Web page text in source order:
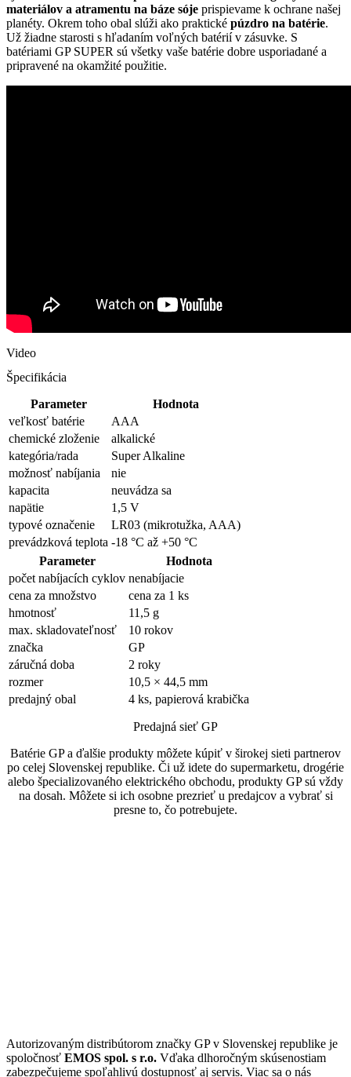
materiálov a atramentu na báze sóje prispievame k ochrane našej
planéty. Okrem toho obal slúži ako praktické púzdro na batérie.
Už žiadne starosti s hľadaním voľných batérií v zásuvke. S
batériami GP SUPER sú všetky vaše batérie dobre usporiadané a
pripravené na okamžité použitie.
Video
Špecifikácia
Parameter
Hodnota
veľkosť batérie
AAA
chemické zloženie
alkalické
kategória/rada
Super Alkaline
možnosť nabíjania
nie
kapacita
neuvádza sa
napätie
1,5 V
typové označenie
LR03 (mikrotužka, AAA)
prevádzková teplota -18 °C až +50 °C
Parameter
Hodnota
počet nabíjacích cyklov nenabíjacie
cena za množstvo
cena za 1 ks
hmotnosť
11,5 g
max. skladovateľnosť
10 rokov
značka
GP
záručná doba
2 roky
rozmer
10,5 × 44,5 mm
predajný obal
4 ks, papierová krabička
Predajná sieť GP
Batérie GP a ďalšie produkty môžete kúpiť v širokej sieti partnerov
po celej Slovenskej republike. Či už idete do supermarketu, drogérie
alebo špecializovaného elektrického obchodu, produkty GP sú vždy
na dosah. Môžete si ich osobne prezrieť u predajcov a vybrať si
presne to, čo potrebujete.
Autorizovaným distribútorom značky GP v Slovenskej republike je
spoločnosť EMOS spol. s r.o. Vďaka dlhoročným skúsenostiam
zabezpečujeme spoľahlivú dostupnosť aj servis. Viac sa o nás